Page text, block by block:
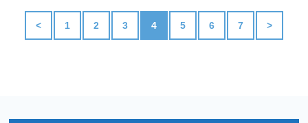
< 1 2 3 4 5 6 7 >